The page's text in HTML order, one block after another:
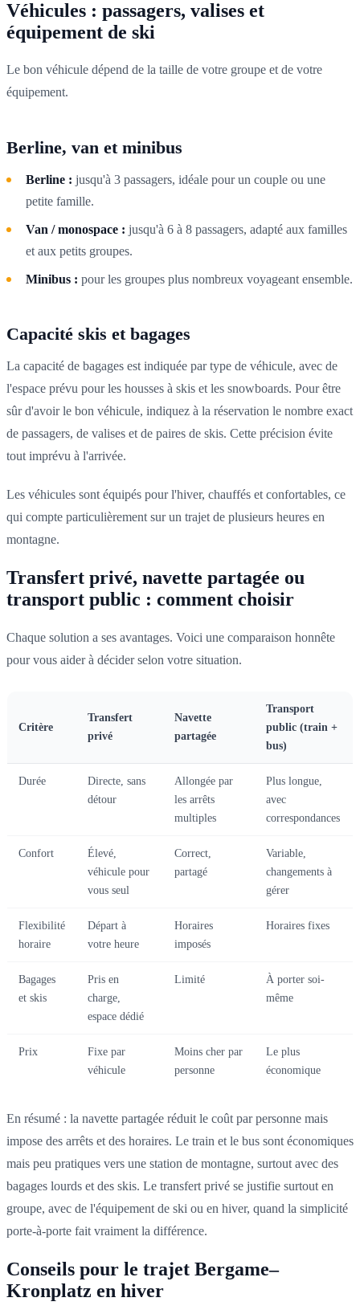
Véhicules : passagers, valises et
équipement de ski
Le bon véhicule dépend de la taille de votre groupe et de votre
équipement.
Berline, van et minibus
Berline : jusqu'à 3 passagers, idéale pour un couple ou une
petite famille.
Van / monospace : jusqu'à 6 à 8 passagers, adapté aux familles
et aux petits groupes.
Minibus : pour les groupes plus nombreux voyageant ensemble.
Capacité skis et bagages
La capacité de bagages est indiquée par type de véhicule, avec de
l'espace prévu pour les housses à skis et les snowboards. Pour être
sûr d'avoir le bon véhicule, indiquez à la réservation le nombre exact
de passagers, de valises et de paires de skis. Cette précision évite
tout imprévu à l'arrivée.
Les véhicules sont équipés pour l'hiver, chauffés et confortables, ce
qui compte particulièrement sur un trajet de plusieurs heures en
montagne.
Transfert privé, navette partagée ou
transport public : comment choisir
Chaque solution a ses avantages. Voici une comparaison honnête
pour vous aider à décider selon votre situation.
Critère
Transfert
privé
Navette
partagée
Transport
public (train +
bus)
Durée
Directe, sans
détour
Allongée par
les arrêts
multiples
Plus longue,
avec
correspondances
Confort
Élevé,
véhicule pour
vous seul
Correct,
partagé
Variable,
changements à
gérer
Flexibilité
horaire
Départ à
votre heure
Horaires
imposés
Horaires fixes
Bagages
et skis
Pris en
charge,
espace dédié
Limité
À porter soi-
même
Prix
Fixe par
véhicule
Moins cher par
personne
Le plus
économique
En résumé : la navette partagée réduit le coût par personne mais
impose des arrêts et des horaires. Le train et le bus sont économiques
mais peu pratiques vers une station de montagne, surtout avec des
bagages lourds et des skis. Le transfert privé se justifie surtout en
groupe, avec de l'équipement de ski ou en hiver, quand la simplicité
porte-à-porte fait vraiment la différence.
Conseils pour le trajet Bergame–
Kronplatz en hiver